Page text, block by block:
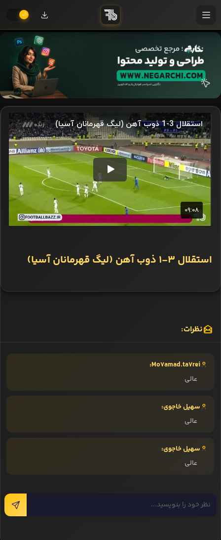
استقلال 3-1 ذوب آهن (لیگ قهرمانان آسیا)
نظرات:
Mo7amad.ta7rei:
عالی
سهیل خاجوی:
عالی
سهیل خاجوی:
عالی